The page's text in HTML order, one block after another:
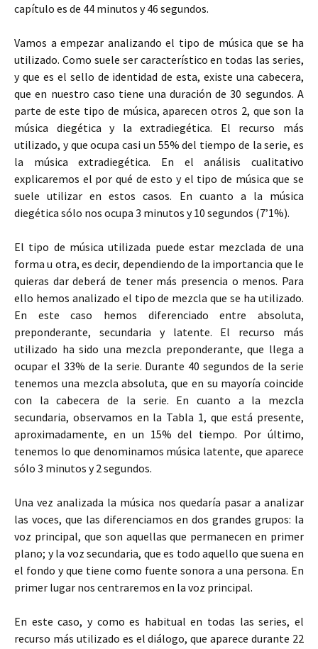
capítulo es de 44 minutos y 46 segundos.
Vamos a empezar analizando el tipo de música que se ha
utilizado. Como suele ser característico en todas las series,
y que es el sello de identidad de esta, existe una cabecera,
que en nuestro caso tiene una duración de 30 segundos. A
parte de este tipo de música, aparecen otros 2, que son la
música diegética y la extradiegética. El recurso más
utilizado, y que ocupa casi un 55% del tiempo de la serie, es
la música extradiegética. En el análisis cualitativo
explicaremos el por qué de esto y el tipo de música que se
suele utilizar en estos casos. En cuanto a la música
diegética sólo nos ocupa 3 minutos y 10 segundos (7’1%).
El tipo de música utilizada puede estar mezclada de una
forma u otra, es decir, dependiendo de la importancia que le
quieras dar deberá de tener más presencia o menos. Para
ello hemos analizado el tipo de mezcla que se ha utilizado.
En este caso hemos diferenciado entre absoluta,
preponderante, secundaria y latente. El recurso más
utilizado ha sido una mezcla preponderante, que llega a
ocupar el 33% de la serie. Durante 40 segundos de la serie
tenemos una mezcla absoluta, que en su mayoría coincide
con la cabecera de la serie. En cuanto a la mezcla
secundaria, observamos en la Tabla 1, que está presente,
aproximadamente, en un 15% del tiempo. Por último,
tenemos lo que denominamos música latente, que aparece
sólo 3 minutos y 2 segundos.
Una vez analizada la música nos quedaría pasar a analizar
las voces, que las diferenciamos en dos grandes grupos: la
voz principal, que son aquellas que permanecen en primer
plano; y la voz secundaria, que es todo aquello que suena en
el fondo y que tiene como fuente sonora a una persona. En
primer lugar nos centraremos en la voz principal.
En este caso, y como es habitual en todas las series, el
recurso más utilizado es el diálogo, que aparece durante 22